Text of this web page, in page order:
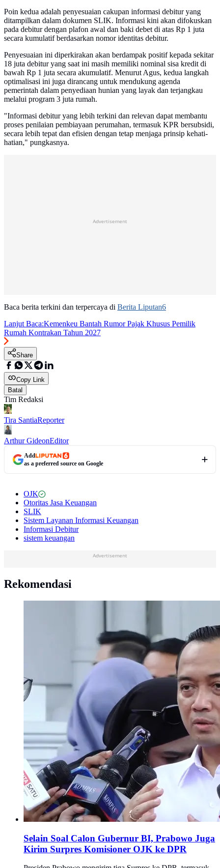
Poin kedua adalah penyesuaian cakupan informasi debitur yang
ditampilkan dalam dokumen SLIK. Informasi kini akan difokuskan
pada debitur dengan plafon awal dan baki debet di atas Rp 1 juta
secara kumulatif berdasarkan nomor identitas debitur.
Penyesuaian ini diperkirakan akan berdampak positif kepada sekitar
18 juta debitur yang saat ini masih memiliki nominal sisa kredit di
bawah Rp 1 juta secara akumulatif. Menurut Agus, kedua langkah
optimalisasi ini juga dirancang untuk mendukung agenda
pemerintah dalam penyediaan hunian yang layak dan terjangkau
melalui program 3 juta rumah.
"Informasi debitur yang lebih terkini dan relevan dapat membantu
proses penilaian pembiayaan perumahan, termasuk KPR bersubsidi,
secara lebih tepat dan efisien dengan tetap menjaga prinsip kehati-
hatian," pungkasnya.
Advertisement
Baca berita terkini dan terpercaya di Berita Liputan6
Lanjut Baca:Kemenkeu Bantah Rumor Pajak Khusus Pemilik
Rumah Kontrakan Tahun 2027
Share
Copy Link
Batal
Tim Redaksi
Tira SantiaReporter
Arthur GideonEditor
Add
as a preferred source on Google
OJK
Otoritas Jasa Keuangan
SLIK
Sistem Layanan Informasi Keuangan
Informasi Debitur
sistem keuangan
Advertisement
Rekomendasi
Selain Soal Calon Gubernur BI, Prabowo Juga
Kirim Surpres Komisioner OJK ke DPR